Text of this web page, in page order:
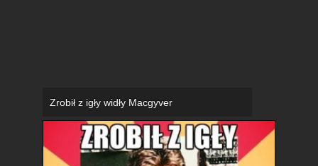
Zrobił z igły widły Macgyver